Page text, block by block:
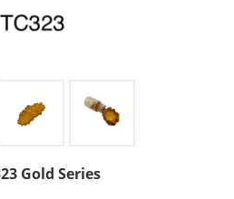
Gold Series